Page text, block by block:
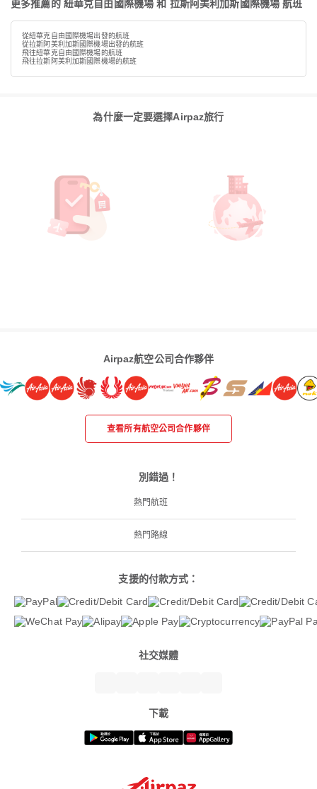
更多推薦的 紐華克自由國際機場 和 拉斯阿美利加斯國際機場 航班
從紐華克自由國際機場出發的航班
從拉斯阿美利加斯國際機場出發的航班
飛往紐華克自由國際機場的航班
飛往拉斯阿美利加斯國際機場的航班
為什麼一定要選擇Airpaz旅行
Airpaz航空公司合作夥伴
查看所有航空公司合作夥伴
別錯過！
熱門航班
熱門路線
支援的付款方式：
社交媒體
下載